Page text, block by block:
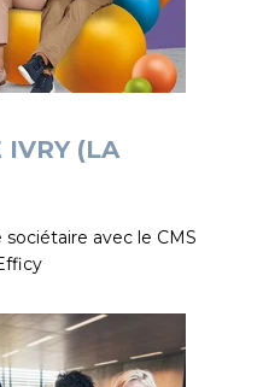
(LA
avec le CMS